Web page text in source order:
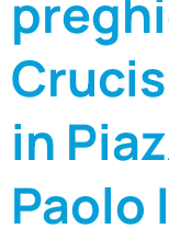
in
Paolo